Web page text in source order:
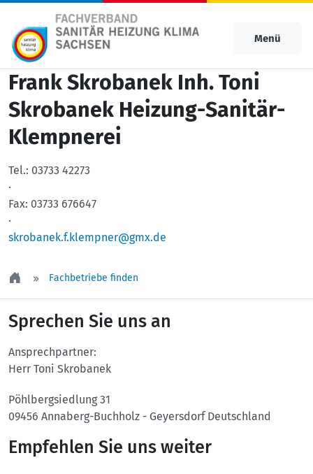
Menü
Frank Skrobanek Inh. Toni
Skrobanek Heizung-Sanitär-
Klempnerei
Tel.: 03733 42273
·
Fax: 03733 676647
·
skrobanek.f.klempner@gmx.de
Fachbetriebe finden
Sprechen Sie uns an
Ansprechpartner:
Herr Toni Skrobanek
Pöhlbergsiedlung 31
09456 Annaberg-Buchholz - Geyersdorf Deutschland
Empfehlen Sie uns weiter